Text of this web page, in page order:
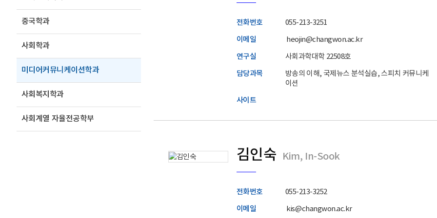
중국학과
사회학과
미디어커뮤니케이션학과
사회복지학과
사회계열 자율전공학부
전화번호 055-213-3251
이메일 heojin@changwon.ac.kr
연구실 사회과학대학 22508호
담당과목
방송의 이해, 국제뉴스 분석실습, 스피치 커뮤니케
이션
사이트
김인숙 Kim, In-Sook
전화번호 055-213-3252
이메일 kis@changwon.ac.kr